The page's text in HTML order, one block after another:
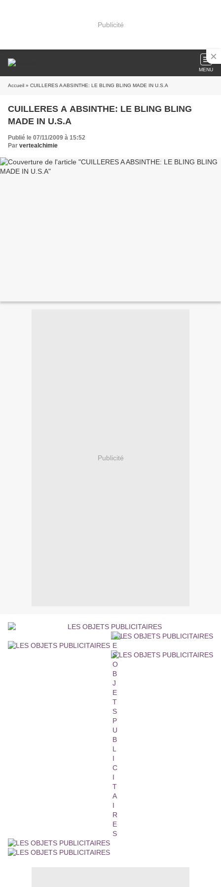
Publicité
MENU
Accueil » CUILLERES A ABSINTHE: LE BLING BLING MADE IN U.S.A
CUILLERES A ABSINTHE: LE BLING BLING
MADE IN U.S.A
Publié le 07/11/2009 à 15:52
Par vertealchimie
Publicité